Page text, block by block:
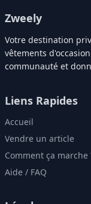
Zweely
Votre destination
vêtements
communauté et
Liens Rapides
Accueil
Vendre un article
Comment ça marche
Aide / FAQ